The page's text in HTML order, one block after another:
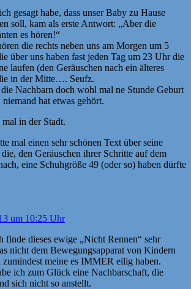
gesagt habe, dass unser Baby zu Hause
soll, kam als erste Antwort: „Aber die
es hören!“
die rechts neben uns am Morgen um 5
über uns haben fast jeden Tag um 23 Uhr die
laufen (den Geräuschen nach ein älteres
in der Mitte…. Seufz.
Nachbarn doch wohl mal ne Stunde Geburt
hat etwas gehört.
mal in der Stadt.
mal einen sehr schönen Text über seine
den Geräuschen ihrer Schritte auf dem
eine Schuhgröße 49 (oder so) haben dürfte
um 10:25 Uhr
finde dieses ewige „Nicht Rennen“ sehr
nicht dem Bewegungsapparat von Kindern
zumindest meine es IMMER eilig haben.
ich zum Glück eine Nachbarschaft, die
sich nicht so anstellt.